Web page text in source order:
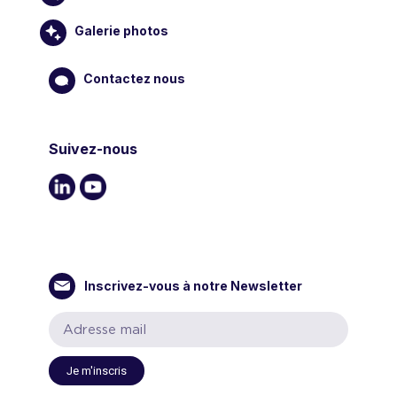
Galerie photos
Contactez nous
Suivez-nous
Inscrivez-vous à notre Newsletter
Je m'inscris